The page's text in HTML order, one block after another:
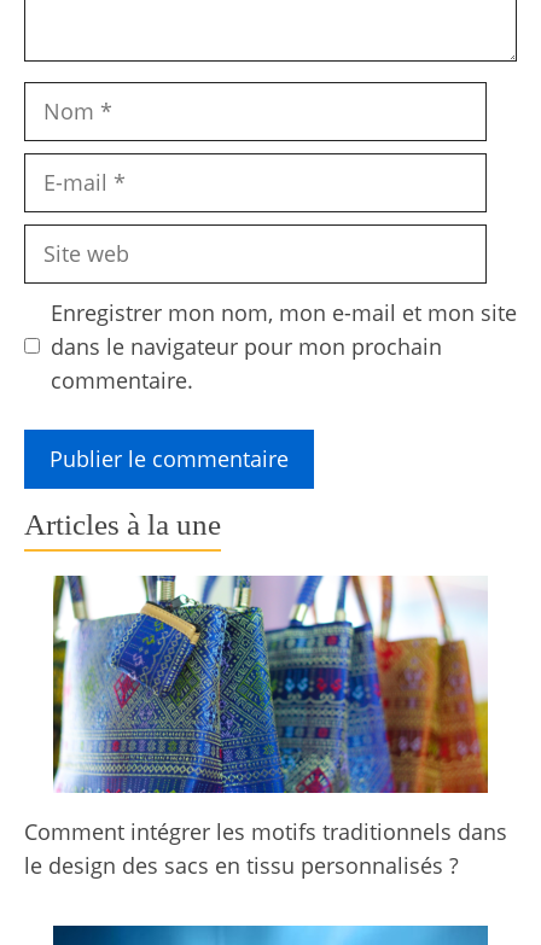
Nom
Site
Enregistrer mon nom, mon e-mail et mon site
dans le navigateur pour mon prochain
commentaire.
Articles à la une
Comment intégrer les motifs traditionnels dans
le design des sacs en tissu personnalisés ?